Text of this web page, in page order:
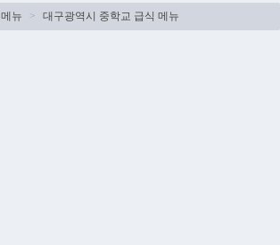
뉴 대구광역시 중학교 급식 메뉴